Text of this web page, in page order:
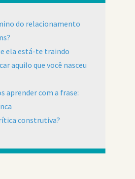
do relacionamento
ela está-te traindo
aquilo que você nasceu
aprender com a frase:
construtiva?